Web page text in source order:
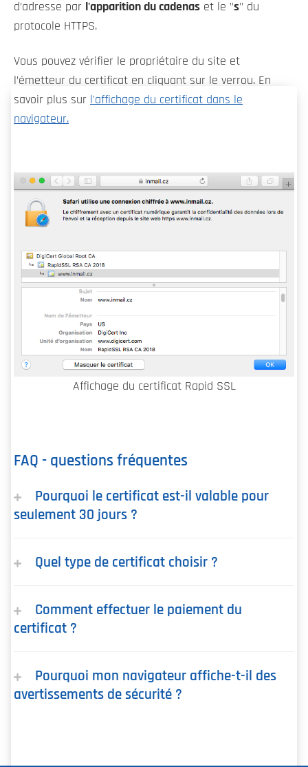
d’adresse par l'apparition du cadenas et le "s" du
protocole HTTPS.
Vous pouvez vérifier le propriétaire du site et
l’émetteur du certificat en cliquant sur le verrou. En
savoir plus sur
l'affichage du certificat dans le
navigateur.
Affichage du certificat Rapid SSL
FAQ - questions fréquentes
Pourquoi le certificat est-il valable pour
seulement 30 jours ?
Quel type de certificat choisir ?
Comment effectuer le paiement du
certificat ?
Pourquoi mon navigateur affiche-t-il des
avertissements de sécurité ?